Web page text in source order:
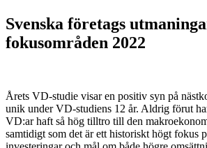
Svenska företags
fokusområden 2022
Årets VD-studie visar en positiv syn på
unik under VD-studiens 12 år. Aldrig förut
VD:ar haft så hög tilltro till den
samtidigt som det är ett historiskt högt fokus